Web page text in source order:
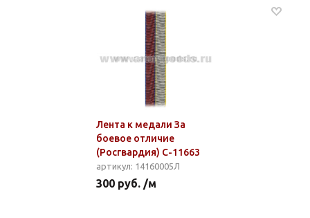
Лента к медали За
боевое отличие
(Росгвардия) С-11663
артикул: 14160005Л
300 руб. /м